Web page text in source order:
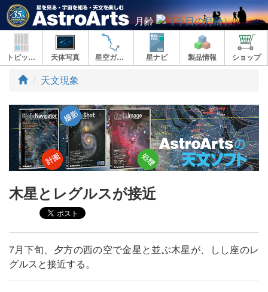
月齢
トピックス 天体写真 星空ガイド 星ナビ 製品情報 ショップ
ト
プ
天文現象
木星とレグルスが接近
7月下旬、夕方の西の空で金星と並ぶ木星が、しし座のレ
グルスと接近する。